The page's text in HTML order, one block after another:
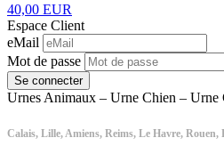
40,00 EUR
Espace Client
eMail
Mot de passe
Se connecter
Urnes Animaux – Urne Chien – Urne
Calais, Lille, Amiens, Reims, Le Havre,